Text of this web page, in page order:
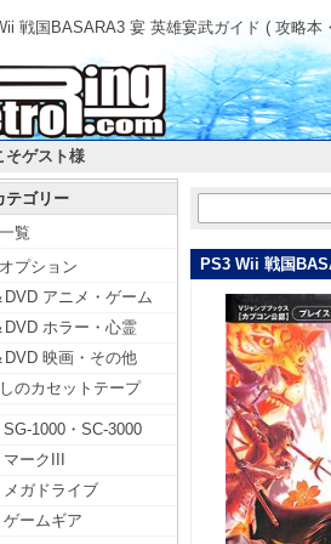
戦国BASARA3 宴 英雄宴武ガイド ( 攻略本
そゲスト様
テゴリー
覧
プション
DVD アニメ・ゲーム
DVD ホラー・心霊
DVD 映画・その他
のカセットテープ
SG-1000・SC-3000
ークIII
メガドライブ
ゲームギア
PS3 Wii 戦国